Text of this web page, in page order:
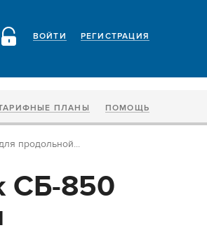
РЕГИСТРАЦИЯ
ВОЙТИ
ПЛАНЫ ПОМОЩЬ
продольной...
СБ-850